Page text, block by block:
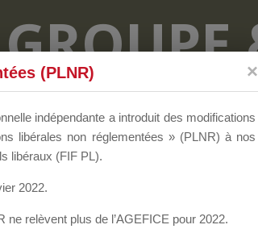
AUX
(PLNR)
indépendante a introduit des modifications
libérales non réglementées » (PLNR) à nos
libéraux (FIF PL).
2022.
ne relèvent plus de l’AGEFICE pour 2022.